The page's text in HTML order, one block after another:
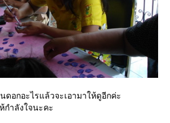
ดอกอะไรแล้วจะเอามาให้ดูอีกค่ะ
ำลังใจนะคะ